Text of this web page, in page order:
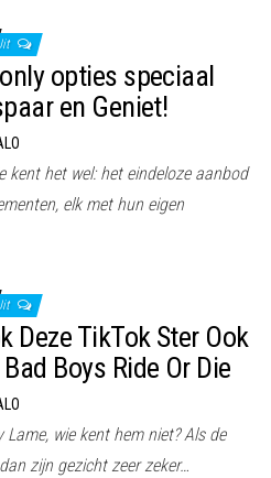
opties speciaal
en Geniet!
kent het wel: het eindeloze aanbod
elk met hun eigen
Deze TikTok Ster Ook
Boys Ride Or Die
wie kent hem niet? Als de
zijn gezicht zeer zeker…